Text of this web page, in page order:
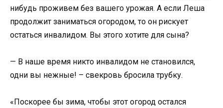
нибудь проживем без вашего урожая. А если Леша
продолжит заниматься огородом, то он рискует
остаться инвалидом. Вы этого хотите для сына?
— В наше время никто инвалидом не становился,
одни вы нежные! – свекровь бросила трубку.
«Поскорее бы зима, чтобы этот огород остался